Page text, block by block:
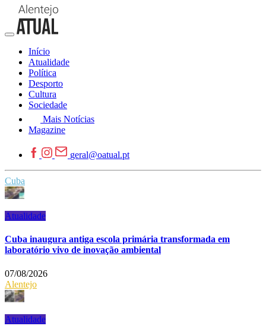
Início
Atualidade
Política
Desporto
Cultura
Sociedade
Mais Notícias
Magazine
geral@oatual.pt
Cuba
Atualidade
Cuba inaugura antiga escola primária transformada em
laboratório vivo de inovação ambiental
07/08/2026
Alentejo
Atualidade